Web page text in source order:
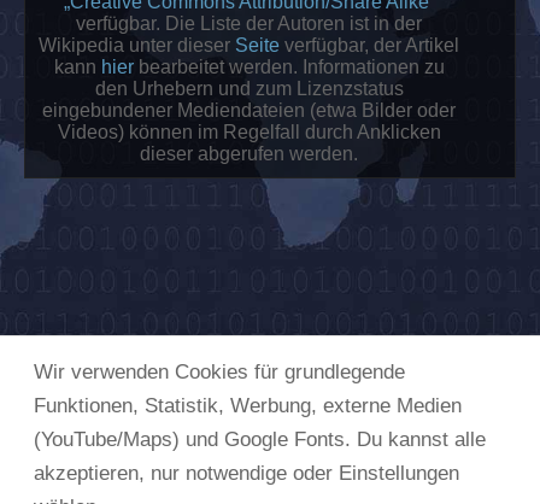
Wir verwenden Cookies für grundlegende
Funktionen, Statistik, Werbung, externe Medien
(YouTube/Maps) und Google Fonts. Du kannst alle
akzeptieren, nur notwendige oder Einstellungen
verfügbar. Die Liste der Autoren ist in der
Wikipedia unter dieser Seite verfügbar, der Artikel
kann hierbearbeitet werden. Informationen zu
den Urhebern und zum Lizenzstatus
eingebundener Mediendateien (etwa Bilder oder
Videos) können im Regelfall durch Anklicken
dieser abgerufen werden.